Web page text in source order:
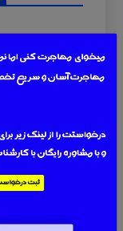
0 دیدگاه
نام
ایمیل یا موبایل